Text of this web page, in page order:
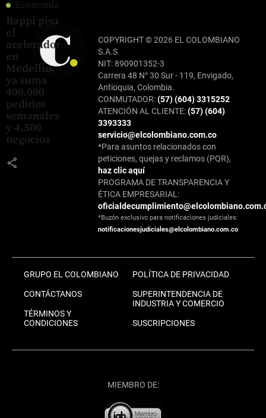
Economía
Rappi pisa
el
acelerador
en
Medellín,
ya suma
400.000
pedidos
semanales
y 4.500
negocios
share
COPYRIGHT © 2026 EL COLOMBIANO
S.A.S
NIT: 890901352-3
Carrera 48 N° 30 Sur - 119, Envigado,
Antioquia, Colombia.
CONMUTADOR:(57) (604) 3315252
ATENCIÓN AL CLIENTE:(57) (604)
3393333
servicio@elcolombiano.com.co
*Para asuntos relacionados con
peticiones, quejas y reclamos (PQR),
haz clic aquí
PROGRAMA DE TRANSPARENCIA Y
ÉTICA EMPRESARIAL:
*Buzón exclusivo para notificaciones judiciales:
notificacionesjudiciales@elcolombiano.com.co
GRUPO EL COLOMBIANO
CONTÁCTANOS
TÉRMINOS Y
CONDICIONES
POLÍTICA DE PRIVACIDAD
SUPERINTENDENCIA DE
INDUSTRIA Y COMERCIO
SUSCRIPCIONES
MIEMBRO DE: